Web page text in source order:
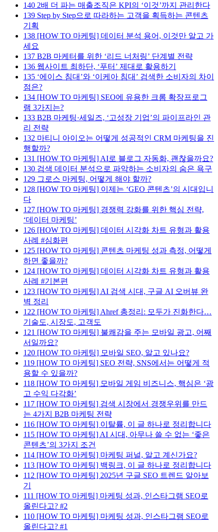
140 2배 더 파는 매출조직은 KPI의 ‘이것’까지 관리한다
139 Step by Step으로 따라하는 고객을 획득하는 콘텐츠
기획
138 [HOW TO 마케팅] 데이터 분석 용어, 이것만 알고 가
세요
137 B2B 마케터를 위한 ‘리드 너처링’ 단계별 전략
136 웹사이트 최하단, ‘푸터’ 제대로 활용하기
135 ‘에이스 침대’와 ‘이케아 침대’ 검색한 소비자의 차이
점은?
134 [HOW TO 마케팅] SEO에 유용한 크롬 확장프로그
램 3가지는?
133 B2B 마케팅·세일즈, ‘고성장 기업’의 파이프라인 관
리 전략
132 마티니 아이오는 어떻게 성공적인 CRM 마케팅을 진
행할까?
131 [HOW TO 마케팅] AI로 블로그 자동화, 괜찮을까요?
130 검색 데이터 분석으로 파악하는 소비자의 숨은 욕구
129 그로스 마케팅, 어떻게 해야 할까?
128 [HOW TO 마케팅] 이제는 ‘GEO 콘텐츠’의 시대입니
다
127 [HOW TO 마케팅] 경쟁력 강화를 위한 핵심 전략,
‘데이터 마케팅’
126 [HOW TO 마케팅] 데이터 시각화 차트 유형과 활용
사례 #심화편
125 [HOW TO 마케팅] 콘텐츠 마케팅 성과 측정, 어떻게
하면 좋을까?
124 [HOW TO 마케팅] 데이터 시각화 차트 유형과 활용
사례 #기본편
123 [HOW TO 마케팅] AI 검색 시대, 구글 AI 오버뷰 완
벽 정리
122 [HOW TO 마케팅] Ahref 총정리: 모두가 진화한다…
기술도, 시장도, 고객도
121 [HOW TO 마케팅] 불쾌감을 주는 모바일 광고, 어째
서일까요?
120 [HOW TO 마케팅] 모바일 SEO, 알고 있나요?
119 [HOW TO 마케팅] SEO 전략, SNS에서는 어떻게 적
용할 수 있을까?
118 [HOW TO 마케팅] 모바일 게임 비즈니스, 핵심은 ‘광
고 수익 다각화’
117 [HOW TO 마케팅] 검색 시장에서 경쟁우위를 만드
는 4가지 B2B 마케팅 전략
116 [HOW TO 마케팅] 이탈률, 이 글 하나로 정리합니다
115 [HOW TO 마케팅] AI 시대, 아무나 쓸 수 없는 ‘좋은
콘텐츠’의 3가지 조건
114 [HOW TO 마케팅] 마케팅 퍼널, 알고 계신가요?
113 [HOW TO 마케팅] 백링크, 이 글 하나로 정리합니다
112 [HOW TO 마케팅] 2025년 구글 SEO 트렌드 알아보
기
111 [HOW TO 마케팅] 마케팅 성과, 인스타그램 SEO로
올린다고? #2
110 [HOW TO 마케팅] 마케팅 성과, 인스타그램 SEO로
올린다고? #1